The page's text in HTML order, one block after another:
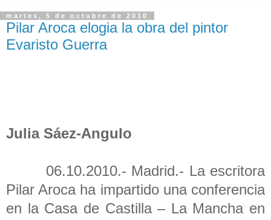
martes, 5 de octubre de 2010
Pilar Aroca elogia la obra del pintor
Evaristo Guerra
Julia Sáez-Angulo
06.10.2010.- Madrid.- La escritora
Pilar Aroca ha impartido una conferencia
en la Casa de Castilla – La Mancha en